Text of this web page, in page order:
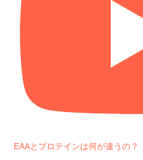
EAAとプロテインは何が違うの？